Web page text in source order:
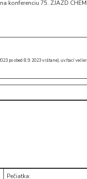
konferenciu 75. ZJAZD
po obed 8. 9. 2023 vrátane), uvítací
Pečiatka: